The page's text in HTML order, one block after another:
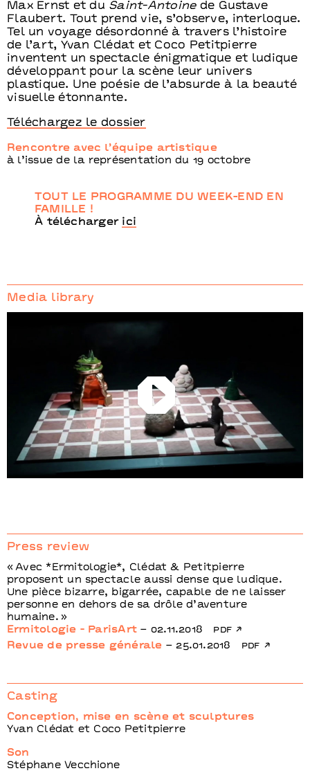
Max Ernst et du Saint-Antoinede Gustave
Flaubert. Tout prend vie, s’observe, interloque.
Tel un voyage désordonné à travers l’histoire
de l’art, Yvan Clédat et Coco Petitpierre
inventent un spectacle énigmatique et ludique
développant pour la scène leur univers
plastique. Une poésie de l’absurde à la beauté
visuelle étonnante.
Téléchargez le dossier
Rencontre avec l’équipe artistique
à l’issue de la représentation du 19 octobre
TOUT LE PROGRAMME DU WEEK-END EN
FAMILLE !
À télécharger ici
Media library
Play
Press review
Avec *Ermitologie*, Clédat & Petitpierre
proposent un spectacle aussi dense que ludique.
Une pièce bizarre, bigarrée, capable de ne laisser
personne en dehors de sa drôle d’aventure
humaine.
Ermitologie - ParisArt – 02.11.2018
pdf
Revue de presse générale – 25.01.2018 pdf
Casting
Conception, mise en scène et sculptures
Yvan Clédat et Coco Petitpierre
Son
Stéphane Vecchione